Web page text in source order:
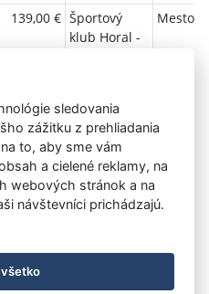
139,00 € Športový
klub Horal -
Mesto
7 8 9 10
»
vyhradené
do 31.12.2010
sledovania
zážitku z prehliadania
to, aby sme vám
a cielené reklamy, na
webových stránok a na
návštevníci prichádzajú.
všetko